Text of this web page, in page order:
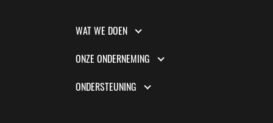
WAT WE DOEN
ONZE ONDERNEMING
ONDERSTEUNING